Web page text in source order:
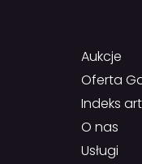
Aukcje
Oferta
Indeks
O nas
Usługi